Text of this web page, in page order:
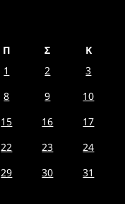
Π Σ
Κ
1
2
3
8 9
10
15 16
17
22 23
24
29 30
31